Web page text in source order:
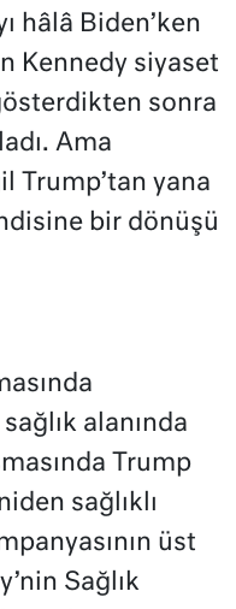
hâlâ Biden’ken
Kennedy siyaset
sonra
Ama
Trump’tan yana
bir dönüşü
alanında
Trump
sağlıklı
üst
Sağlık